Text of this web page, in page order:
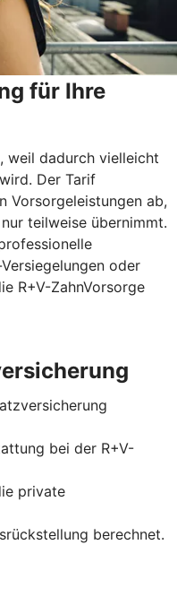
für Ihre
weil dadurch vielleicht
Der Tarif
Vorsorgeleistungen ab,
teilweise übernimmt.
oder
R+V-ZahnVorsorge
bei der R+V-
private
berechnet.